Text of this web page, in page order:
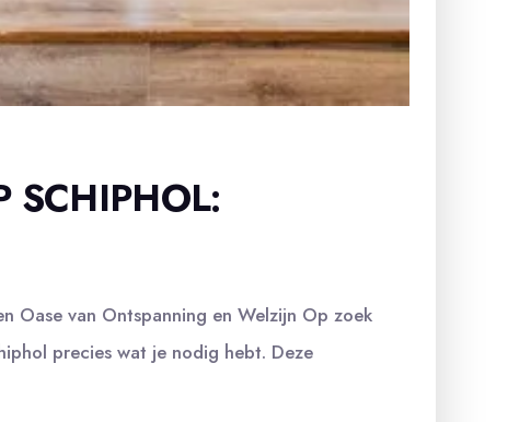
SCHIPHOL:
Oase van Ontspanning en Welzijn Op zoek
precies wat je nodig hebt. Deze